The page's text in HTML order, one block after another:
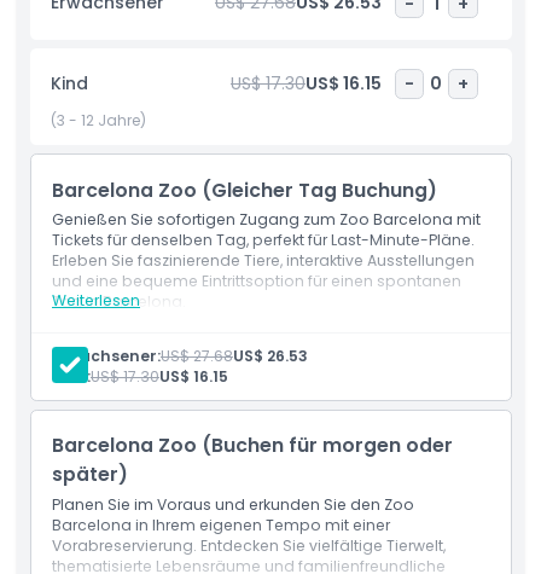
Zugang zu verschiedenen interaktiven Ausstellungen,
exotischer Lebensräume bis zu Live-Darbietungen
verspricht der Zoo Barcelona einen unvergesslichen Tag
voller tierischer Magie!
Highlights
Inklusivleistungen
Richtlinie für Kinder und Erwachsene
Öffnungszeiten
Dinge, die Sie wissen sollten
Ort
Kind US$ 17.30US$ 16.15 - 0 +
(3 - 12 Jahre)
Barcelona Zoo (Gleicher Tag Buchung)
Genießen Sie sofortigen Zugang zum Zoo Barcelona mit
Tickets für denselben Tag, perfekt für Last-Minute-Pläne.
Erleben Sie faszinierende Tiere, interaktive Ausstellungen
und eine bequeme Eintrittsoption für einen spontanen
Tag in Barcelona.
Weiterlesen
Einlass ohne Anstehen zum Zoo Barcelona
Picknickbereiche im Freien
Spielplatzbereich für Kinder
Herunterladbare Zoo Barcelona-App in Englisch,
Spanisch oder Katalanisch mit Karte,
Hintergrundinformationen zu den Tieren, Highlights &
Spielen
Erwachsener:US$ 27.68US$ 26.53
Kind:US$ 17.30US$ 16.15
Barcelona Zoo (Buchen für morgen oder
später)
Planen Sie im Voraus und erkunden Sie den Zoo
Barcelona in Ihrem eigenen Tempo mit einer
Vorabreservierung. Entdecken Sie vielfältige Tierwelt,
thematisierte Lebensräume und familienfreundliche